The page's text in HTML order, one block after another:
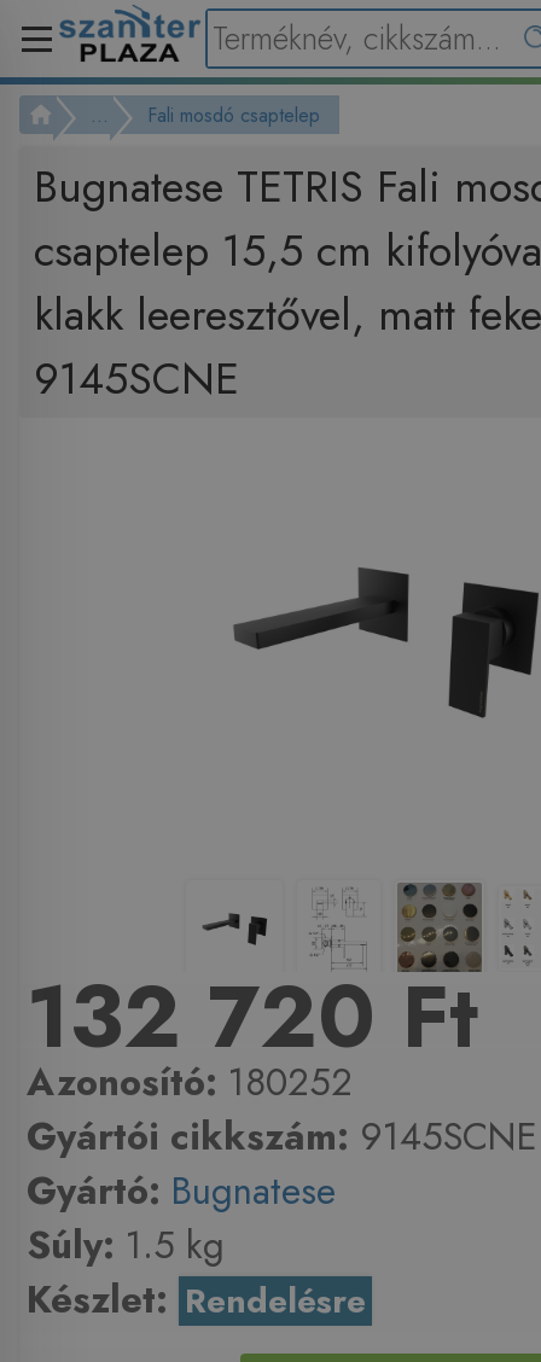
... Fali mosdó csaptelep
Bugnatese TETRIS Fali
csaptelep 15,5 cm
klakk leeresztővel, matt
9145SCNE
132 720 Ft
Azonosító: 180252
Gyártói cikkszám: 9145SCNE
Gyártó: Bugnatese
Súly: 1.5 kg
Készlet: Rendelésre